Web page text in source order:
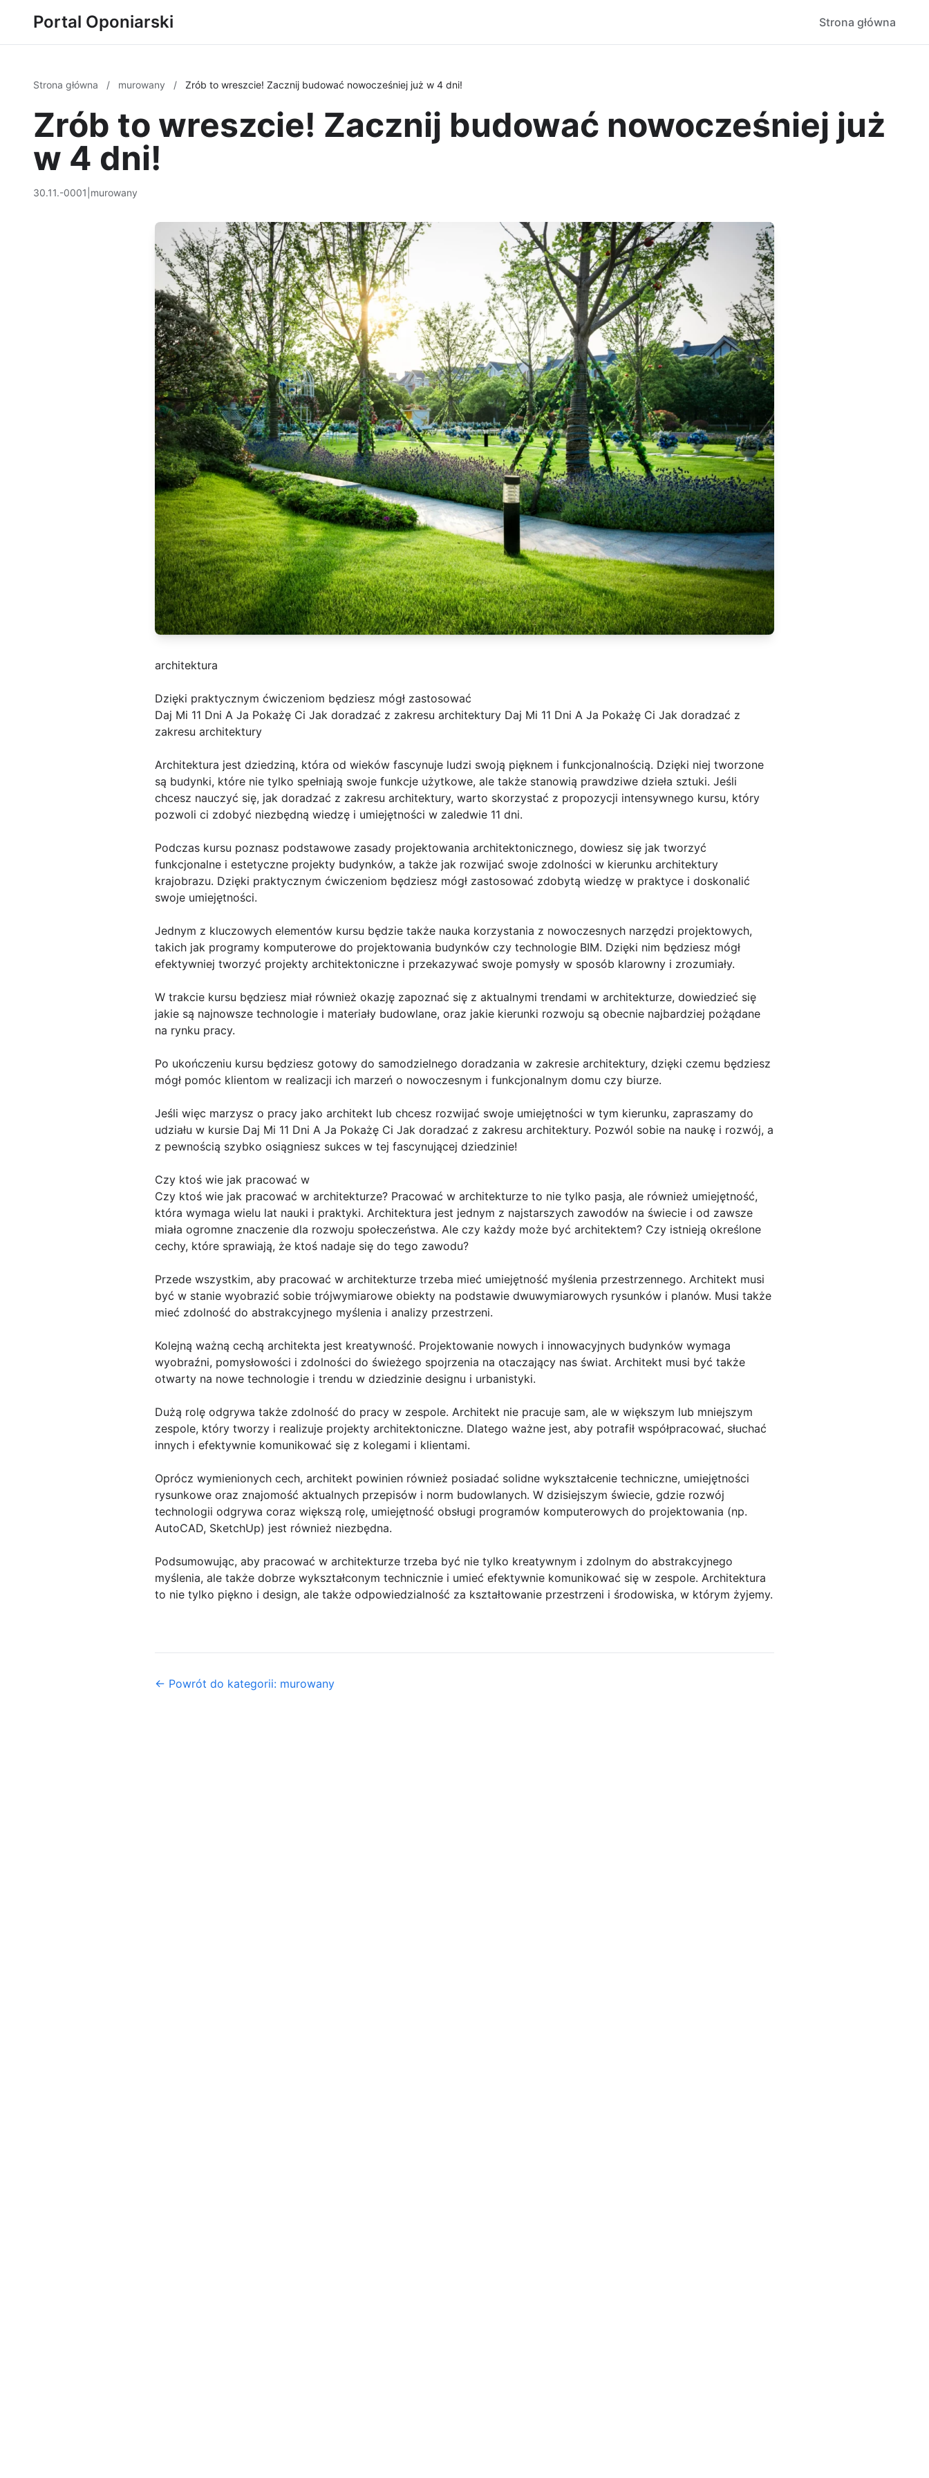
Portal Oponiarski Strona główna
Strona główna / murowany / Zrób to wreszcie! Zacznij budować nowocześniej już w 4 dni!
Zrób to wreszcie! Zacznij budować nowocześniej już
w 4 dni!
30.11.-0001 murowany
architektura
Dzięki praktycznym ćwiczeniom będziesz mógł zastosować
Daj Mi 11 Dni A Ja Pokażę Ci Jak doradzać z zakresu architektury Daj Mi 11 Dni A Ja Pokażę Ci Jak doradzać z
zakresu architektury
Architektura jest dziedziną, która od wieków fascynuje ludzi swoją pięknem i funkcjonalnością. Dzięki niej tworzone
są budynki, które nie tylko spełniają swoje funkcje użytkowe, ale także stanowią prawdziwe dzieła sztuki. Jeśli
chcesz nauczyć się, jak doradzać z zakresu architektury, warto skorzystać z propozycji intensywnego kursu, który
pozwoli ci zdobyć niezbędną wiedzę i umiejętności w zaledwie 11 dni.
Podczas kursu poznasz podstawowe zasady projektowania architektonicznego, dowiesz się jak tworzyć
funkcjonalne i estetyczne projekty budynków, a także jak rozwijać swoje zdolności w kierunku architektury
krajobrazu. Dzięki praktycznym ćwiczeniom będziesz mógł zastosować zdobytą wiedzę w praktyce i doskonalić
swoje umiejętności.
Jednym z kluczowych elementów kursu będzie także nauka korzystania z nowoczesnych narzędzi projektowych,
takich jak programy komputerowe do projektowania budynków czy technologie BIM. Dzięki nim będziesz mógł
efektywniej tworzyć projekty architektoniczne i przekazywać swoje pomysły w sposób klarowny i zrozumiały.
W trakcie kursu będziesz miał również okazję zapoznać się z aktualnymi trendami w architekturze, dowiedzieć się
jakie są najnowsze technologie i materiały budowlane, oraz jakie kierunki rozwoju są obecnie najbardziej pożądane
na rynku pracy.
Po ukończeniu kursu będziesz gotowy do samodzielnego doradzania w zakresie architektury, dzięki czemu będziesz
mógł pomóc klientom w realizacji ich marzeń o nowoczesnym i funkcjonalnym domu czy biurze.
Jeśli więc marzysz o pracy jako architekt lub chcesz rozwijać swoje umiejętności w tym kierunku, zapraszamy do
udziału w kursie Daj Mi 11 Dni A Ja Pokażę Ci Jak doradzać z zakresu architektury. Pozwól sobie na naukę i rozwój, a
z pewnością szybko osiągniesz sukces w tej fascynującej dziedzinie!
Czy ktoś wie jak pracować w
Czy ktoś wie jak pracować w architekturze? Pracować w architekturze to nie tylko pasja, ale również umiejętność,
która wymaga wielu lat nauki i praktyki. Architektura jest jednym z najstarszych zawodów na świecie i od zawsze
miała ogromne znaczenie dla rozwoju społeczeństwa. Ale czy każdy może być architektem? Czy istnieją określone
cechy, które sprawiają, że ktoś nadaje się do tego zawodu?
Przede wszystkim, aby pracować w architekturze trzeba mieć umiejętność myślenia przestrzennego. Architekt musi
być w stanie wyobrazić sobie trójwymiarowe obiekty na podstawie dwuwymiarowych rysunków i planów. Musi także
mieć zdolność do abstrakcyjnego myślenia i analizy przestrzeni.
Kolejną ważną cechą architekta jest kreatywność. Projektowanie nowych i innowacyjnych budynków wymaga
wyobraźni, pomysłowości i zdolności do świeżego spojrzenia na otaczający nas świat. Architekt musi być także
otwarty na nowe technologie i trendu w dziedzinie designu i urbanistyki.
Dużą rolę odgrywa także zdolność do pracy w zespole. Architekt nie pracuje sam, ale w większym lub mniejszym
zespole, który tworzy i realizuje projekty architektoniczne. Dlatego ważne jest, aby potrafił współpracować, słuchać
innych i efektywnie komunikować się z kolegami i klientami.
Oprócz wymienionych cech, architekt powinien również posiadać solidne wykształcenie techniczne, umiejętności
rysunkowe oraz znajomość aktualnych przepisów i norm budowlanych. W dzisiejszym świecie, gdzie rozwój
technologii odgrywa coraz większą rolę, umiejętność obsługi programów komputerowych do projektowania (np.
AutoCAD, SketchUp) jest również niezbędna.
Podsumowując, aby pracować w architekturze trzeba być nie tylko kreatywnym i zdolnym do abstrakcyjnego
myślenia, ale także dobrze wykształconym technicznie i umieć efektywnie komunikować się w zespole. Architektura
to nie tylko piękno i design, ale także odpowiedzialność za kształtowanie przestrzeni i środowiska, w którym żyjemy.
← Powrót do kategorii: murowany